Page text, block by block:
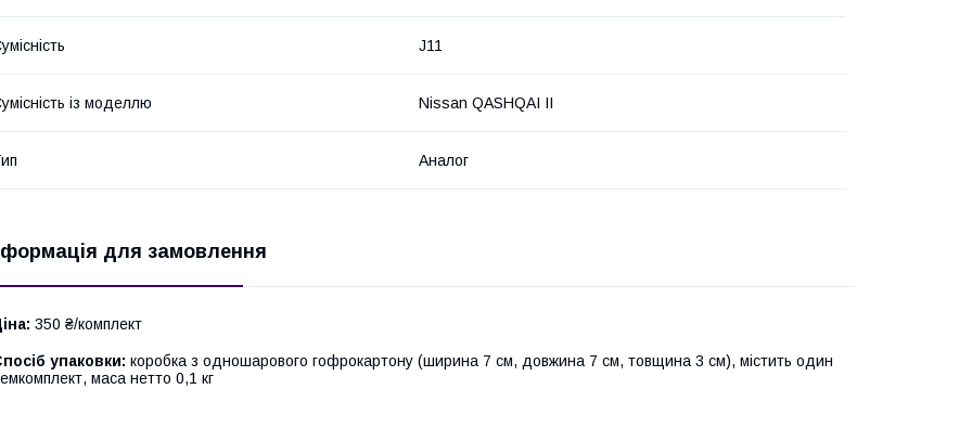
J11
із моделлю Nissan QASHQAI II
Аналог
для замовлення
350 ₴/комплект
упаковки: коробка з одношарового гофрокартону (ширина 7 см, довжина 7 см, товщина 3 см), містить один
маса нетто 0,1 кг